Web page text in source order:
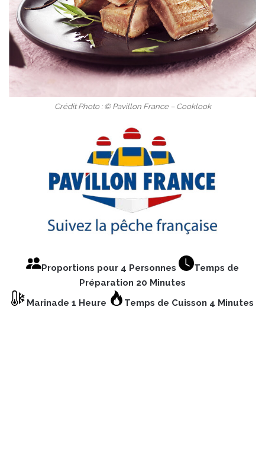
Crédit Photo : © Pavillon France – Cooklook
Proportions pour 4 Personnes
Temps de
Préparation 20 Minutes
Marinade 1 Heure
Temps de Cuisson 4 Minutes